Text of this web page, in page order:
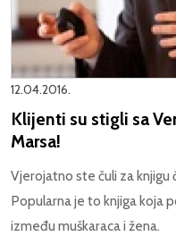
12.04.2016.
Klijenti su stigli sa
Marsa!
Vjerojatno ste čuli za knjigu
Popularna je to knjiga koja
između muškaraca i žena.